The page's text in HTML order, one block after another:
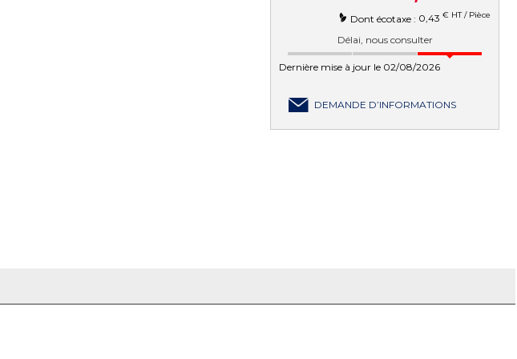
Dont écotaxe : 0,43 € HT / Pièce
Délai, nous consulter
Dernière mise à jour le 02/08/2026
DEMANDE D’INFORMATIONS